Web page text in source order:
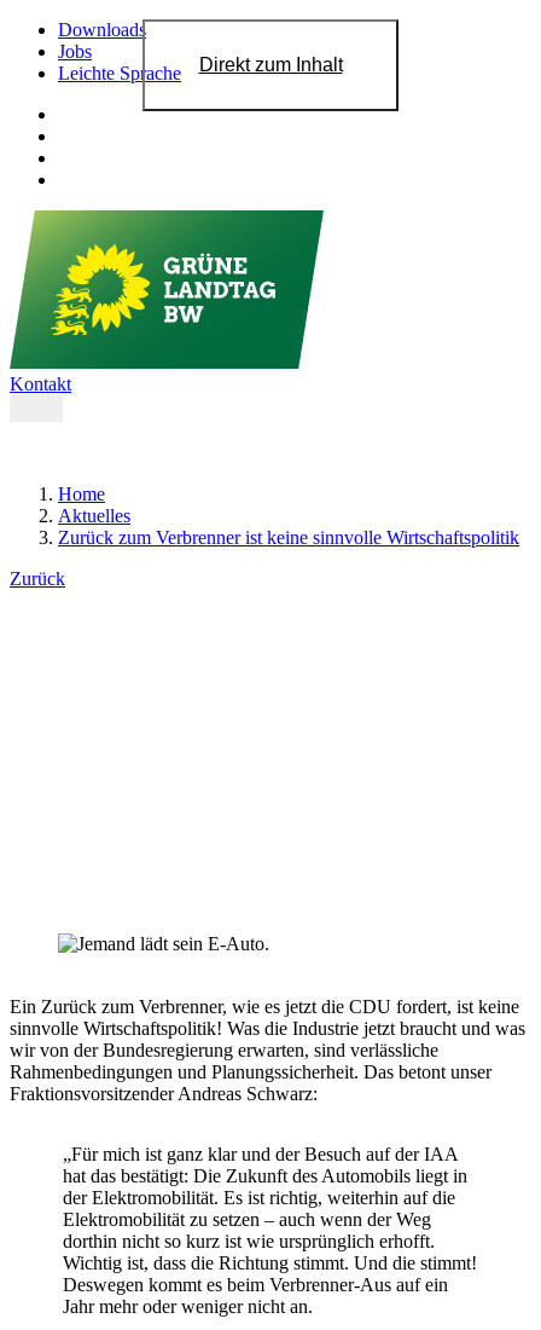
Direkt zum Inhalt
Downloads
Jobs
Leichte Sprache
Kontakt
Home
Aktuelles
Zurück zum Verbrenner ist keine sinnvolle Wirtschaftspolitik
Zurück
Ein Zurück zum Verbrenner, wie es jetzt die CDU fordert, ist keine
sinnvolle Wirtschaftspolitik! Was die Industrie jetzt braucht und was
wir von der Bundesregierung erwarten, sind verlässliche
Rahmenbedingungen und Planungssicherheit. Das betont unser
Fraktionsvorsitzender Andreas Schwarz:
„Für mich ist ganz klar und der Besuch auf der IAA
hat das bestätigt: Die Zukunft des Automobils liegt in
der Elektromobilität. Es ist richtig, weiterhin auf die
Elektromobilität zu setzen – auch wenn der Weg
dorthin nicht so kurz ist wie ursprünglich erhofft.
Wichtig ist, dass die Richtung stimmt. Und die stimmt!
Deswegen kommt es beim Verbrenner-Aus auf ein
Jahr mehr oder weniger nicht an.